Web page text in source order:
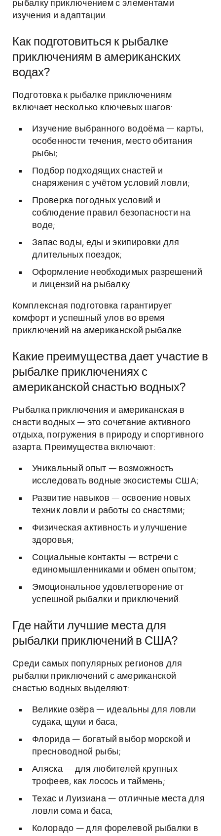
рыбалку приключением с элементами
изучения и адаптации.
Как подготовиться к рыбалке
приключениям в американских
водах?
Подготовка к рыбалке приключениям
включает несколько ключевых шагов:
Изучение выбранного водоёма — карты,
особенности течения, место обитания
рыбы;
Подбор подходящих снастей и
снаряжения с учётом условий ловли;
Проверка погодных условий и
соблюдение правил безопасности на
воде;
Запас воды, еды и экипировки для
длительных поездок;
Оформление необходимых разрешений
и лицензий на рыбалку.
Комплексная подготовка гарантирует
комфорт и успешный улов во время
приключений на американской рыбалке.
Какие преимущества дает участие в
рыбалке приключениях с
американской снастью водных?
Рыбалка приключения и американская в
снасти водных — это сочетание активного
отдыха, погружения в природу и спортивного
азарта. Преимущества включают:
Уникальный опыт — возможность
исследовать водные экосистемы США;
Развитие навыков — освоение новых
техник ловли и работы со снастями;
Физическая активность и улучшение
здоровья;
Социальные контакты — встречи с
единомышленниками и обмен опытом;
Эмоциональное удовлетворение от
успешной рыбалки и приключений.
Где найти лучшие места для
рыбалки приключений в США?
Среди самых популярных регионов для
рыбалки приключений с американской
снастью водных выделяют:
Великие озёра — идеальны для ловли
судака, щуки и баса;
Флорида — богатый выбор морской и
пресноводной рыбы;
Аляска — для любителей крупных
трофеев, как лосось и таймень;
Техас и Луизиана — отличные места для
ловли сома и баса;
Колорадо — для форелевой рыбалки в